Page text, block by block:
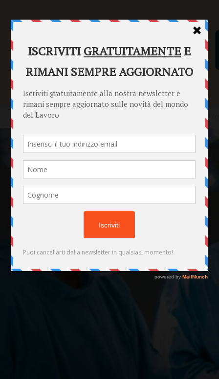
SENTENZE FORMULARI PUNTO INFORMAZIONI
Home Punto Informazioni Sanità privata, il